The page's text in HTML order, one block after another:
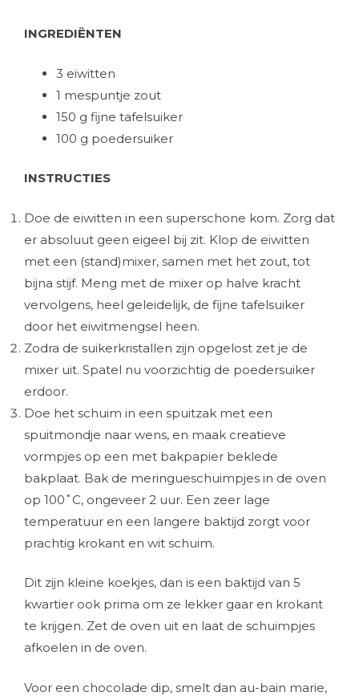
INGREDIËNTEN
3 eiwitten
1 mespuntje zout
150 g fijne tafelsuiker
100 g poedersuiker
INSTRUCTIES
Doe de eiwitten in een superschone kom. Zorg dat
er absoluut geen eigeel bij zit. Klop de eiwitten
met een (stand)mixer, samen met het zout, tot
bijna stijf. Meng met de mixer op halve kracht
vervolgens, heel geleidelijk, de fijne tafelsuiker
door het eiwitmengsel heen.
Zodra de suikerkristallen zijn opgelost zet je de
mixer uit. Spatel nu voorzichtig de poedersuiker
erdoor.
Doe het schuim in een spuitzak met een
spuitmondje naar wens, en maak creatieve
vormpjes op een met bakpapier beklede
bakplaat. Bak de meringueschuimpjes in de oven
op 100˚C, ongeveer 2 uur. Een zeer lage
temperatuur en een langere baktijd zorgt voor
prachtig krokant en wit schuim.
Dit zijn kleine koekjes, dan is een baktijd van 5
kwartier ook prima om ze lekker gaar en krokant
te krijgen. Zet de oven uit en laat de schuimpjes
afkoelen in de oven.
Voor een chocolade dip, smelt dan au-bain marie,